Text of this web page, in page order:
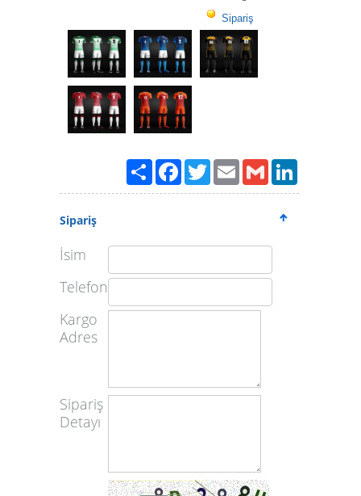
Sipariş
PaylaşFacebook
TwitterEmailGmail
Sipariş
İsim
Telefon
Kargo
Adres
Sipariş
Detayı